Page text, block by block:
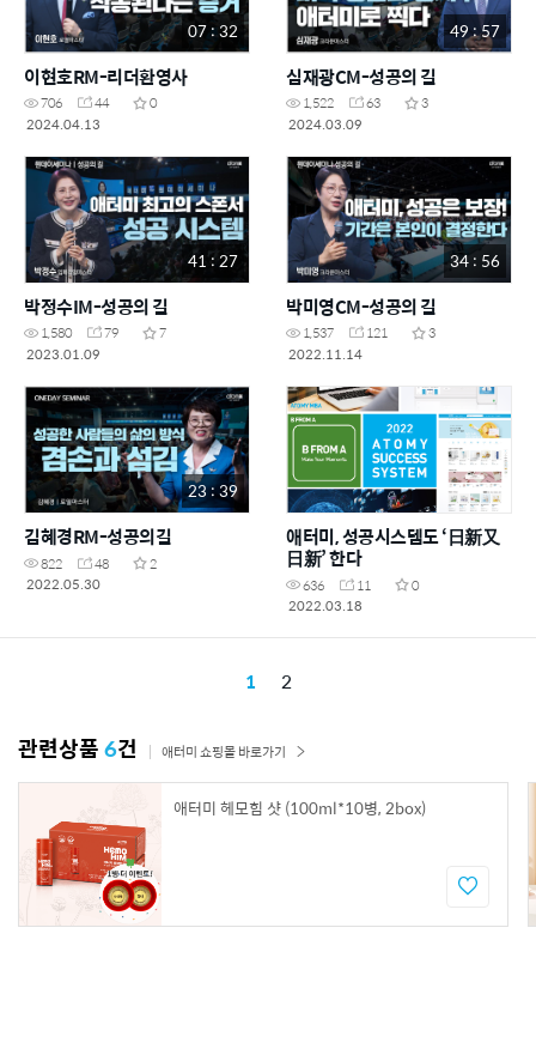
07 : 32
이현호RM-리더환영사
706 44
0
2024.04.13
49 : 57
심재광CM-성공의 길
1,522 63
3
2024.03.09
41 : 27
박정수IM-성공의 길
1,580 79
7
2023.01.09
34 : 56
박미영CM-성공의 길
1,537 121
3
2022.11.14
23 : 39
김혜경RM-성공의길
822 48
2
2022.05.30
애터미, 성공시스템도 ‘日新又
日新’ 한다
636 11
0
2022.03.18
1 2
관련상품6건 애터미 쇼핑몰 바로가기
애터미 헤모힘 샷 (100ml*10병, 2box)